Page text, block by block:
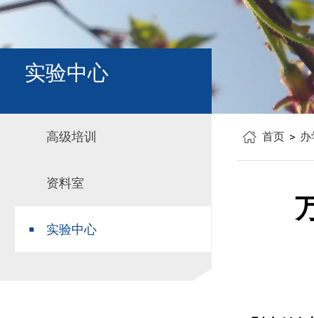
现任领导
组织结构
学科设置
会议通知
会议纪要
工会之声
职称晋升
人事培训
博士后管理
规章制度
课表、校历
主修专业确认
学籍管理
教学与教务
毕业论文
科研训练
实验中心
高级培训
资料室
实验中心
首页 办